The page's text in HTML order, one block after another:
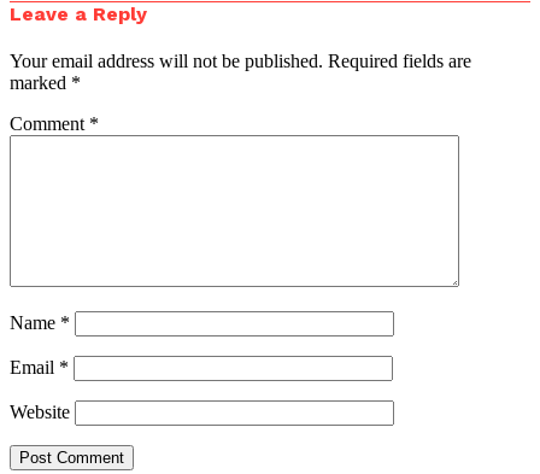
Leave a Reply
Your email address will not be published. Required fields are
marked *
Comment *
Name *
Email *
Website